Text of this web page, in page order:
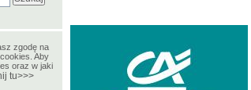
zgodę na
Aby
oraz w jaki
tu>>>